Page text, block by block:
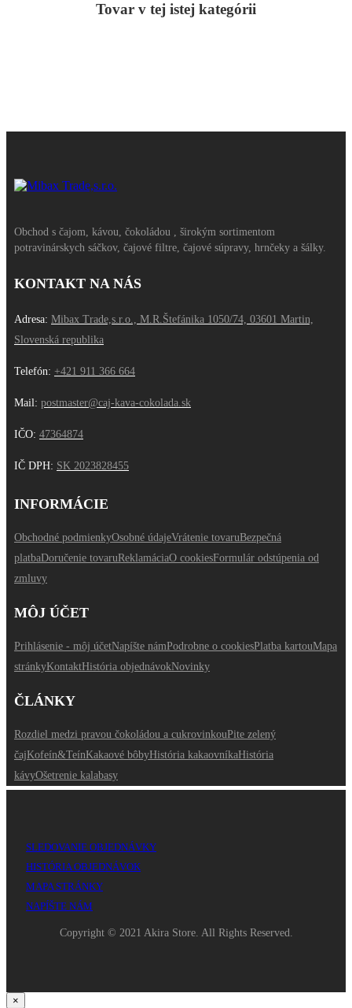
Tovar v tej istej kategórii
Obchod s čajom, kávou, čokoládou , širokým sortimentom
potravinárskych sáčkov, čajové filtre, čajové súpravy, hrnčeky a šálky.
KONTAKT NA NÁS
Adresa: Mibax Trade,s.r.o., M.R.Štefánika 1050/74, 03601 Martin,
Slovenská republika
Telefón: +421 911 366 664
Mail: postmaster@caj-kava-cokolada.sk
IČO: 47364874
IČ DPH: SK 2023828455
INFORMÁCIE
Obchodné podmienkyOsobné údajeVrátenie tovaruBezpečná
platbaDoručenie tovaruReklamáciaO cookiesFormulár odstúpenia od
zmluvy
MÔJ ÚČET
Prihlásenie - môj účetNapíšte námPodrobne o cookiesPlatba kartouMapa
stránkyKontaktHistória objednávokNovinky
ČLÁNKY
Rozdiel medzi pravou čokoládou a cukrovinkouPite zelený
čajKofeín&TeínKakaové bôbyHistória kakaovníkaHistória
kávyOšetrenie kalabasy
SLEDOVANIE OBJEDNÁVKY
HISTÓRIA OBJEDNÁVOK
MAPA STRÁNKY
NAPÍŠTE NÁM
Copyright © 2021 Akira Store. All Rights Reserved.
×